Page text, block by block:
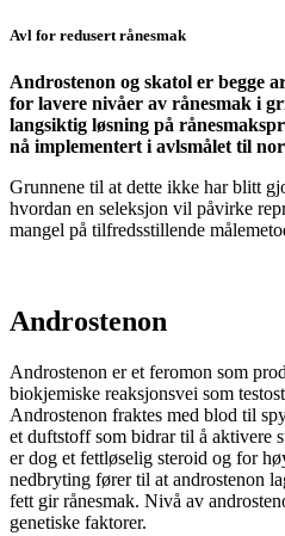
Avl for redusert rånesmak
Androstenon og skatol er begge
for lavere nivåer av rånesmak i
langsiktig løsning på
nå implementert i avlsmålet til
Grunnene til at dette ikke har blitt
hvordan en seleksjon vil påvirke
mangel på tilfredsstillende
Androstenon
Androstenon er et feromon som
biokjemiske reaksjonsvei som
Androstenon fraktes med blod til
et duftstoff som bidrar til å aktivere
er dog et fettløselig steroid og for
nedbryting fører til at androstenon
fett gir rånesmak. Nivå av
genetiske faktorer.